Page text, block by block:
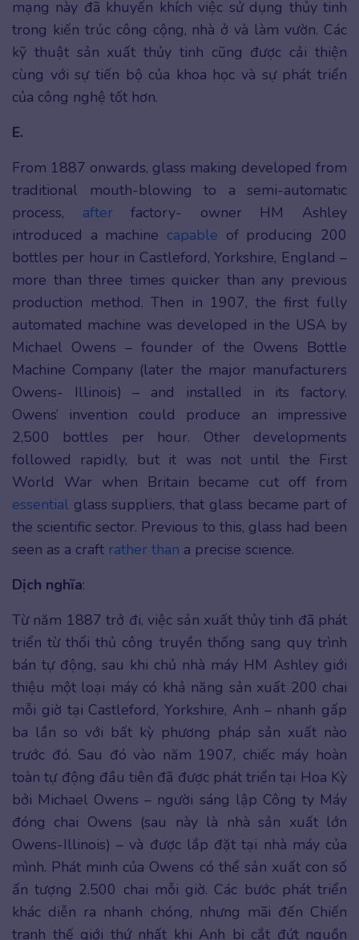
mạng này đã khuyến khích việc sử dụng thủy tinh
trong kiến trúc công cộng, nhà ở và làm vườn. Các
kỹ thuật sản xuất thủy tinh cũng được cải thiện
cùng với sự tiến bộ của khoa học và sự phát triển
của công nghệ tốt hơn.
E.
From 1887 onwards, glass making developed from
traditional mouth-blowing to a semi-automatic
process, afterfactory- owner HM Ashley
introduced a machine capable of producing 200
bottles per hour in Castleford, Yorkshire, England –
more than three times quicker than any previous
production method. Then in 1907, the first fully
automated machine was developed in the USA by
Michael Owens – founder of the Owens Bottle
Machine Company (later the major manufacturers
Owens- Illinois) – and installed in its factory.
Owens’ invention could produce an impressive
2,500 bottles per hour. Other developments
followed rapidly, but it was not until the First
World War when Britain became cut off from
essential glass suppliers, that glass became part of
the scientific sector. Previous to this, glass had been
seen as a craft rather than a precise science.
Dịch nghĩa:
Từ năm 1887 trở đi, việc sản xuất thủy tinh đã phát
triển từ thổi thủ công truyền thống sang quy trình
bán tự động, sau khi chủ nhà máy HM Ashley giới
thiệu một loại máy có khả năng sản xuất 200 chai
mỗi giờ tại Castleford, Yorkshire, Anh – nhanh gấp
ba lần so với bất kỳ phương pháp sản xuất nào
trước đó. Sau đó vào năm 1907, chiếc máy hoàn
toàn tự động đầu tiên đã được phát triển tại Hoa Kỳ
bởi Michael Owens – người sáng lập Công ty Máy
đóng chai Owens (sau này là nhà sản xuất lớn
Owens-Illinois) – và được lắp đặt tại nhà máy của
mình. Phát minh của Owens có thể sản xuất con số
ấn tượng 2.500 chai mỗi giờ. Các bước phát triển
khác diễn ra nhanh chóng, nhưng mãi đến Chiến
tranh thế giới thứ nhất khi Anh bị cắt đứt nguồn